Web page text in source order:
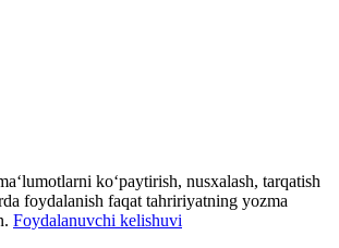
ko‘paytirish, nusxalash, tarqatish
foydalanish faqat tahririyatning yozma
Foydalanuvchi kelishuvi